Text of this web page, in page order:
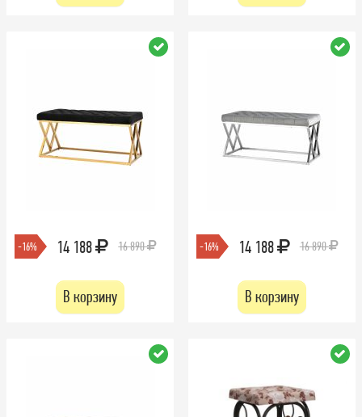
-16% 14 188 16 890
В корзину
-16% 14 188 16 890
В корзину